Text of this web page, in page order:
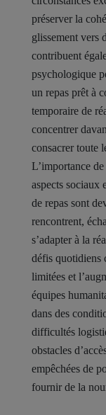
préserver la
glissement vers
contribuent
psychologique
un repas prêt à
temporaire de
concentrer
consacrer toute
L’importance
aspects sociaux
de repas sont
rencontrent,
s’adapter à la
défis quotidiens
limitées et
équipes
dans des
difficultés
obstacles
empêchées de
fournir de la